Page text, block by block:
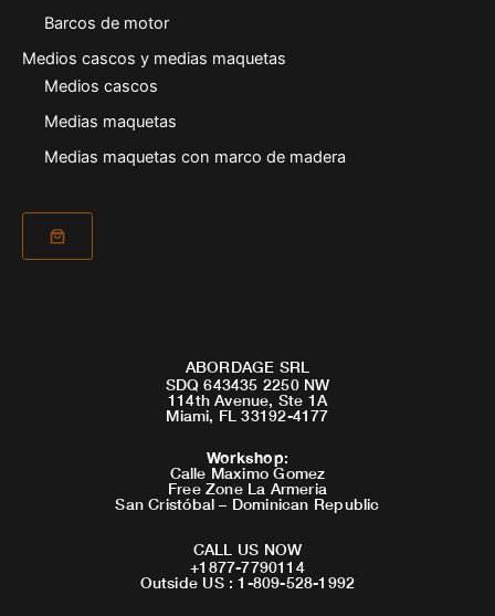
Barcos de motor
Medios cascos y medias maquetas
Medios cascos
Medias maquetas
Medias maquetas con marco de madera
ABORDAGE SRL
SDQ 643435 2250 NW
114th Avenue, Ste 1A
Miami, FL 33192-4177
Workshop:
Calle Maximo Gomez
Free Zone La Armeria
San Cristóbal – Dominican Republic
CALL US NOW
+1877-7790114
Outside US : 1-809-528-1992